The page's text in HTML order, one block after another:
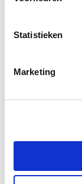
Statistieken
Marketing
Koliek